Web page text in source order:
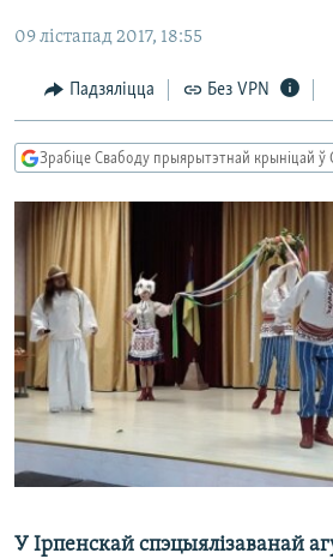
Перайсьці
пошуку
ВАЙНА
БЕЛАРУСЫ НА ВАЙНЕ
КУЛЬТУРА
КАЛЯНДАР
КНІГІ
АЎДЫЁКНІГІ
МОВА
НА ХВАЛЯХ СВАБОДЫ
FACEBOOK
TWITTER
Усе сайты РС/РСЭ
09 лістапад 2017, 18:55
Падзяліцца Без VPN
Зрабіце Свабоду прыярытэтнай крыніцай ў
У Ірпенскай спэцыялізаванай